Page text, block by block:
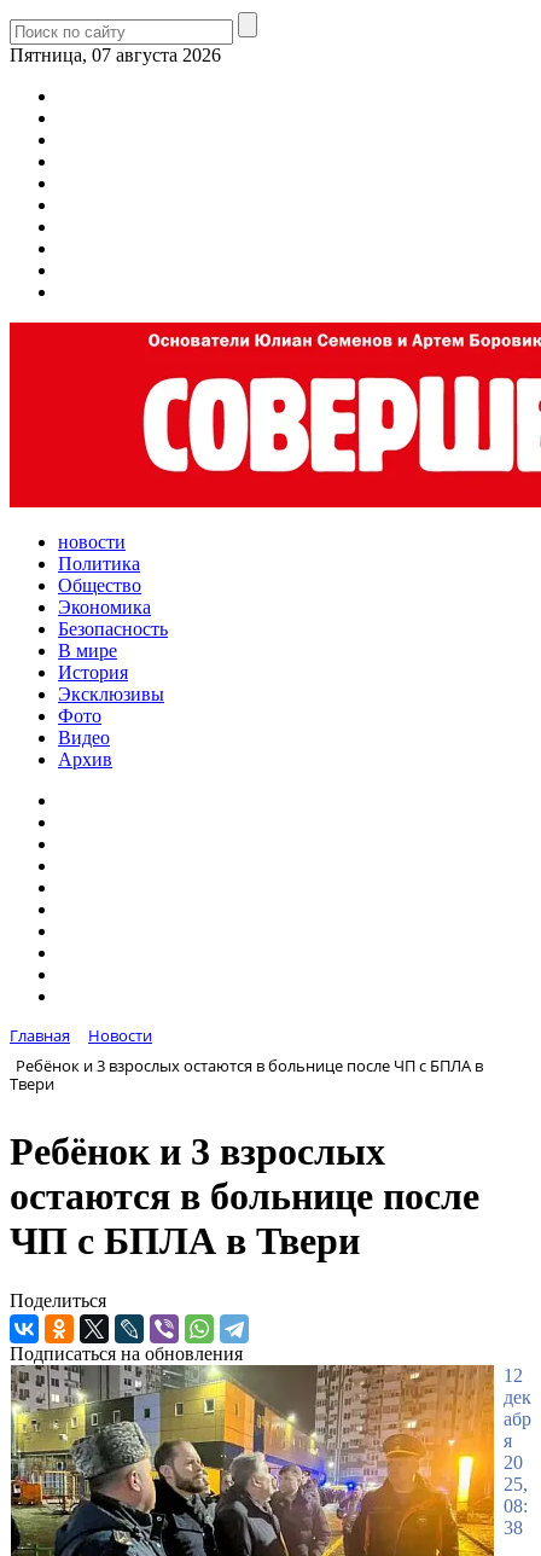
Пятница, 07 августа 2026
новости
Политика
Общество
Экономика
Безопасность
В мире
История
Эксклюзивы
Фото
Видео
Архив
Главная
Новости
Ребёнок и 3 взрослых остаются в больнице после ЧП с БПЛА в
Твери
Ребёнок и 3 взрослых
остаются в больнице после
ЧП с БПЛА в Твери
Поделиться
Подписаться на обновления
12
дек
абр
я
20
25,
08:
38